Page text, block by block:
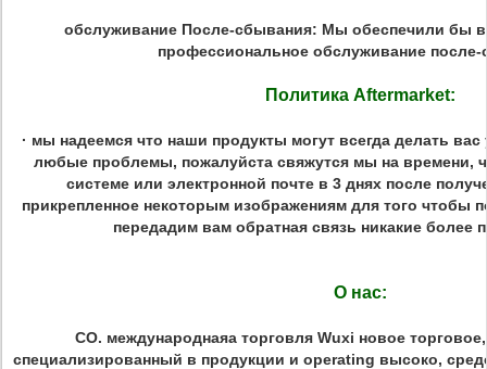
обслуживание После-сбывания: Мы обеспечили бы
профессиональное обслуживание
Политика Aftermarket:
· мы надеемся что наши продукты могут всегда делать
любые проблемы, пожалуйста свяжутся мы на времени,
системе или электронной почте в 3 днях после
прикрепленное некоторым изображениям для того чтобы
передадим вам обратная связь никакие более
О нас:
CO. международнаяа торговля Wuxi новое
специализированный в продукции и operating высоко,